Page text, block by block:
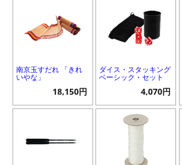
南京玉すだれ 「きれ
いやな」
18,150円
ダイス・スタッキング
ベーシック・セット
4,070円